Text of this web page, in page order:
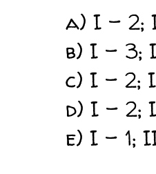
a) I - 2;
b) I - 3;
c) I - 2;
d) I - 2;
e) I - 1;